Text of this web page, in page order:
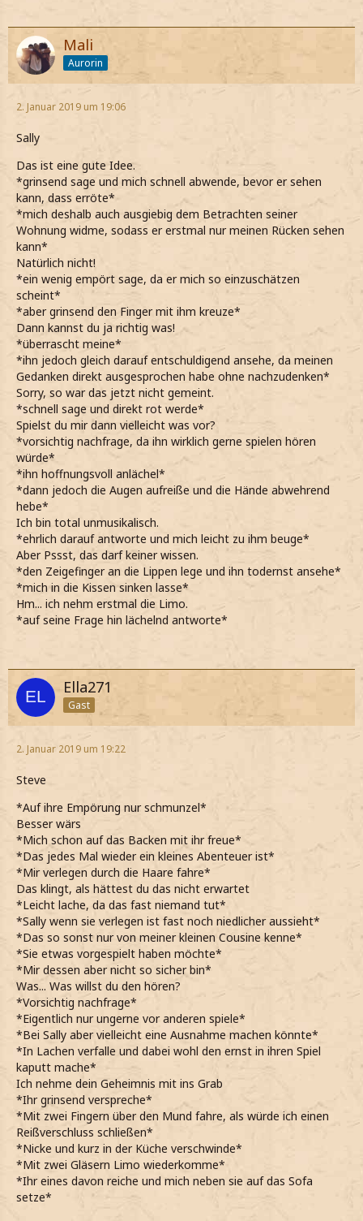
Mali
Aurorin
2. Januar 2019 um 19:06
Sally
Das ist eine gute Idee.
*grinsend sage und mich schnell abwende, bevor er sehen
kann, dass erröte*
*mich deshalb auch ausgiebig dem Betrachten seiner
Wohnung widme, sodass er erstmal nur meinen Rücken sehen
kann*
Natürlich nicht!
*ein wenig empört sage, da er mich so einzuschätzen
scheint*
*aber grinsend den Finger mit ihm kreuze*
Dann kannst du ja richtig was!
*überrascht meine*
*ihn jedoch gleich darauf entschuldigend ansehe, da meinen
Gedanken direkt ausgesprochen habe ohne nachzudenken*
Sorry, so war das jetzt nicht gemeint.
*schnell sage und direkt rot werde*
Spielst du mir dann vielleicht was vor?
*vorsichtig nachfrage, da ihn wirklich gerne spielen hören
würde*
*ihn hoffnungsvoll anlächel*
*dann jedoch die Augen aufreiße und die Hände abwehrend
hebe*
Ich bin total unmusikalisch.
*ehrlich darauf antworte und mich leicht zu ihm beuge*
Aber Pssst, das darf keiner wissen.
*den Zeigefinger an die Lippen lege und ihn todernst ansehe*
*mich in die Kissen sinken lasse*
Hm... ich nehm erstmal die Limo.
*auf seine Frage hin lächelnd antworte*
Ella271
Gast
2. Januar 2019 um 19:22
Steve
*Auf ihre Empörung nur schmunzel*
Besser wärs
*Mich schon auf das Backen mit ihr freue*
*Das jedes Mal wieder ein kleines Abenteuer ist*
*Mir verlegen durch die Haare fahre*
Das klingt, als hättest du das nicht erwartet
*Leicht lache, da das fast niemand tut*
*Sally wenn sie verlegen ist fast noch niedlicher aussieht*
*Das so sonst nur von meiner kleinen Cousine kenne*
*Sie etwas vorgespielt haben möchte*
*Mir dessen aber nicht so sicher bin*
Was... Was willst du den hören?
*Vorsichtig nachfrage*
*Eigentlich nur ungerne vor anderen spiele*
*Bei Sally aber vielleicht eine Ausnahme machen könnte*
*In Lachen verfalle und dabei wohl den ernst in ihren Spiel
kaputt mache*
Ich nehme dein Geheimnis mit ins Grab
*Ihr grinsend verspreche*
*Mit zwei Fingern über den Mund fahre, als würde ich einen
Reißverschluss schließen*
*Nicke und kurz in der Küche verschwinde*
*Mit zwei Gläsern Limo wiederkomme*
*Ihr eines davon reiche und mich neben sie auf das Sofa
setze*